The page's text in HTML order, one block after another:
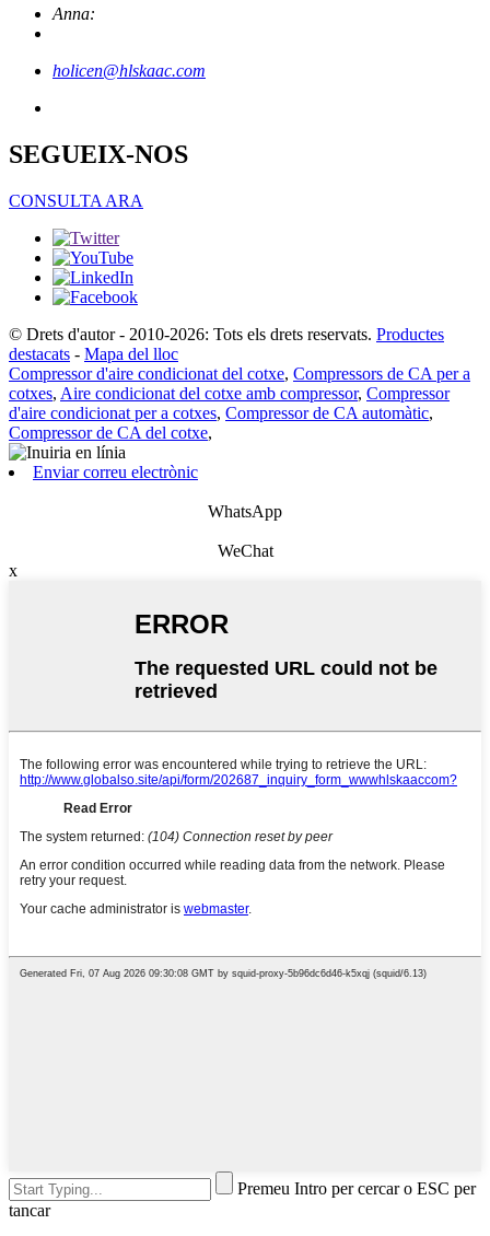
Anna:
holicen@hlskaac.com
SEGUEIX-NOS
CONSULTA ARA
© Drets d'autor - 2010-2026: Tots els drets reservats. Productes
destacats - Mapa del lloc
Compressor d'aire condicionat del cotxe, Compressors de CA per a
cotxes, Aire condicionat del cotxe amb compressor, Compressor
d'aire condicionat per a cotxes, Compressor de CA automàtic,
Compressor de CA del cotxe,
Enviar correu electrònic
WhatsApp
WeChat
x
Premeu Intro per cercar o ESC per
tancar